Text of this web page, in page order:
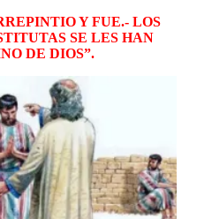
Y FUE.- LOS
SE LES HAN
DE DIOS”.